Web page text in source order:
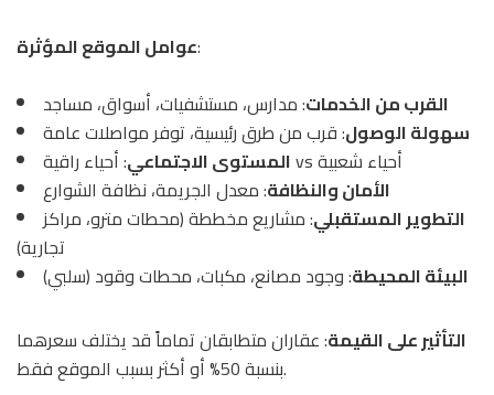
عوامل الموقع المؤثرة:
القرب من الخدمات: مدارس، مستشفيات، أسواق، مساجد
سهولة الوصول: قرب من طرق رئيسية، توفر مواصلات عامة
المستوى الاجتماعي
: أحياء راقية vs أحياء شعبية
الأمان والنظافة: معدل الجريمة، نظافة الشوارع
التطوير المستقبلي: مشاريع مخططة (محطات مترو، مراكز
تجارية)
البيئة المحيطة: وجود مصانع، مكبات، محطات وقود (سلبي)
التأثير على القيمة: عقاران متطابقان تماماً قد يختلف سعرهما
بنسبة 50% أو أكثر بسبب الموقع فقط.